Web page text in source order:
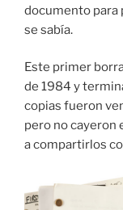
documento para
se sabía.
Este primer
de 1984 y
copias fueron
pero no cayeron
a compartirlos